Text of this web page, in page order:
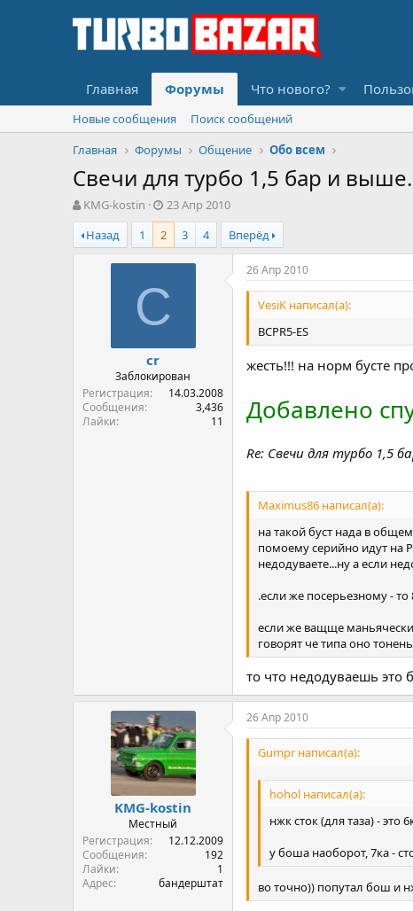
Главная Форумы Что нового?
Новые сообщения
Поиск сообщений
Главная
Форумы Общение Обо всем
Свечи для турбо 1,5 бар и
А
в
т
о
KMG-kostin
Д
а
т
а
н
ч
а
а
23 Апр 2010
Назад
1 2 3 4 Вперёд
C
cr
Заблокирован
Регистрация
14.03.2008
Сообщения
3,436
Лайки
11
26 Апр 2010
VesiK написал(а):
BCPR5-ES
жесть!!! на норм бусте
Добавлено
Re: Свечи для турбо 1,5
Maximus86 написал(а):
на такой буст нада в
помоему серийно идут на
недодуваете...ну а если
.если же посерьезному - то
если же ващще
говорят че типа оно
то что недодуваешь это
KMG-kostin
Местный
Регистрация
12.12.2009
Сообщения
192
Лайки
1
Адрес
бандерштат
26 Апр 2010
Gumpr написал(а):
hohol написал(а):
нжк сток (для таза) - это
у боша наоборот, 7ка -
во точно)) попутал бош и